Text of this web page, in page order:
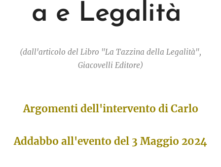
a e Legalità
(dall'articolo del Libro "La Tazzina della Legalità",
Giacovelli Editore)
Argomenti dell'intervento di Carlo
Addabbo all'evento del 3 Maggio 2024